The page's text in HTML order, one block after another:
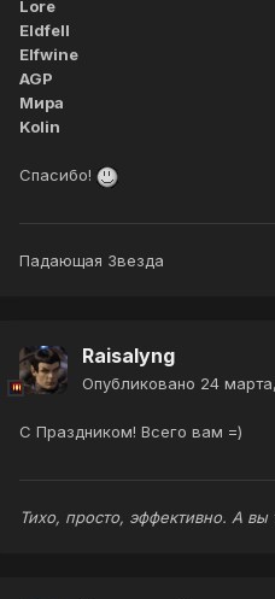
Lore
Eldfell
Elfwine
AGP
Мира
Kolin
Спасибо!
Падающая Звезда
Raisalyng
Опубликовано 24
C Праздником! Всего вам =)
Тихо, просто, эффективно. А вы